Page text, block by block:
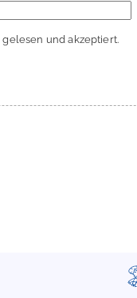
gelesen und akzeptiert.